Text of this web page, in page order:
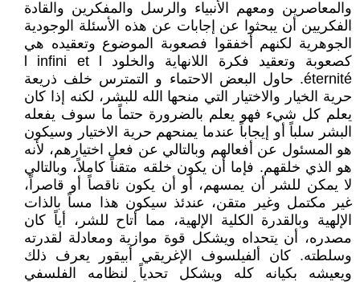
والمعاصرين ومعهم الأنبياء والرسل والمفكرين والقادة
الفكريين أن يبحثوا عن إجابات عن هذه الأسئلة الوجودية
الجوهرية لكنهم أخفقوا فصعوبة الموضوع وتعقيده هي
كصعوبة وتعقيد فكرة اللانهاية والخلود l infini et l
éternité. حاول البعض الاحتماء و التمترس خلف ذريعة
حرية الخيار والاختيار التي منحها الله للبشر، لكنه إذا كان
يعلم كل شيء فهو يعلم بالضرورة حتماً ما سوف يفعله
البشر سلباً أو إيجاباً عندما يمنحهم حرية الاختيار وسيكون
هو المسئول عن أفعالهم وبالتالي عن فعل اختيارهم، لأنه
هو الذي خلقهم. فإما أن يكون خلقه متقناً كاملاً، وبالتالي
لا يمكن للشر أن يمسهم، أو أن يكون ناقصاً أو قاصراً،
غير مكتمل وغير متقن، عندئذ سيكون هذا مساً بالذات
الإلهية وبالقدرة الكلية الإلهية، مما أتاح للشر، أياً كان
مصدره، أن يتحداه ويشكل قوة موازية ومعادلة لقدرته
وسلطته. كان ألفيلسوف الإغريقي أبيقور يعرف ذلك
ويعيشه بكيانه كله ويشكل تحدياً لنظامه الفلسفي